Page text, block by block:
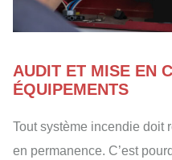
AUDIT ET MISE EN
ÉQUIPEMENTS
Tout système incendie doit
en permanence. C’est